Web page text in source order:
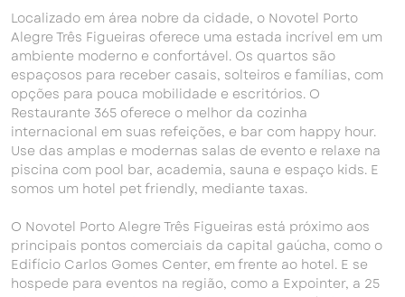
Localizado em área nobre da cidade, o Novotel Porto
Alegre Três Figueiras oferece uma estada incrível em um
ambiente moderno e confortável. Os quartos são
espaçosos para receber casais, solteiros e famílias, com
opções para pouca mobilidade e escritórios. O
Restaurante 365 oferece o melhor da cozinha
internacional em suas refeições, e bar com happy hour.
Use das amplas e modernas salas de evento e relaxe na
piscina com pool bar, academia, sauna e espaço kids. E
somos um hotel pet friendly, mediante taxas.
O Novotel Porto Alegre Três Figueiras está próximo aos
principais pontos comerciais da capital gaúcha, como o
Edifício Carlos Gomes Center, em frente ao hotel. E se
hospede para eventos na região, como a Expointer, a 25